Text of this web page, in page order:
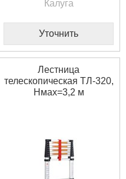
Калуга
Уточнить
Лестница
телескопическая ТЛ-320,
Нмах=3,2 м